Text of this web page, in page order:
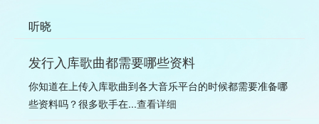
听晓
发行入库歌曲都需要哪些资料
你知道在上传入库歌曲到各大音乐平台的时候都需要准备哪
些资料吗？很多歌手在...查看详细